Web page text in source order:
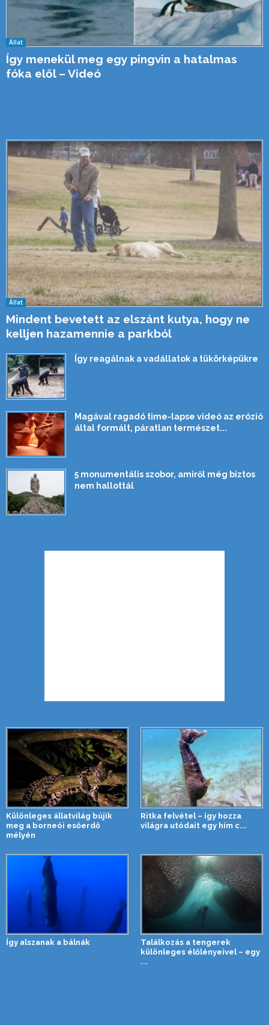
Állat
Így menekül meg egy pingvin a hatalmas
fóka elől – Videó
Állat
Mindent bevetett az elszánt kutya, hogy ne
kelljen hazamennie a parkból
Így reagálnak a vadállatok a tükörképükre
Magával ragadó time-lapse videó az erózió
által formált, páratlan természet...
5 monumentális szobor, amiről még biztos
nem hallottál
Különleges állatvilág bújik
meg a borneói esőerdő
mélyén
Ritka felvétel – így hozza
világra utódait egy hím c...
Így alszanak a bálnák
Találkozás a tengerek
különleges élőlényeivel – egy
...